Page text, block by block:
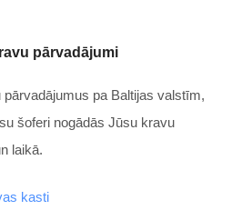
pārvadājumi
pa Baltijas valstīm,
šoferi nogādās Jūsu kravu
laikā.
kasti